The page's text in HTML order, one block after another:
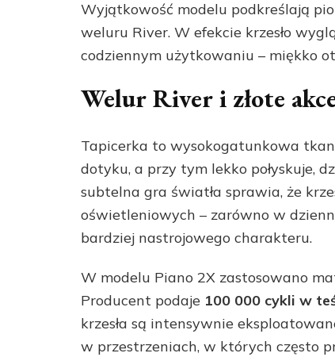
Wyjątkowość modelu podkreślają
weluru River. W efekcie krzesło
codziennym użytkowaniu – miękko
Welur River i złote
Tapicerka to wysokogatunkowa
dotyku, a przy tym lekko połyskuje,
subtelna gra światła sprawia, że
oświetleniowych – zarówno w
bardziej nastrojowego charakteru.
W modelu Piano 2X zastosowano
Producent podaje 100 000 cykli w
krzesła są intensywnie
w przestrzeniach, w których często